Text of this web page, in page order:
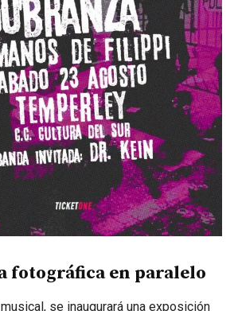
fotográfica en paralelo
se inaugurará una exposición